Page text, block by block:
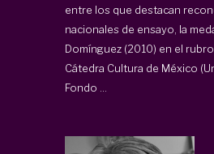
entre los que destacan
nacionales de ensayo, la
Domínguez (2010) en el
Cátedra Cultura de México
Fondo ...